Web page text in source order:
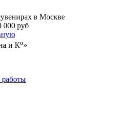
в Москве
000 руб
и Ко»